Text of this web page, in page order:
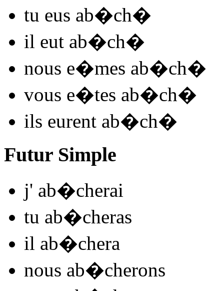
tu eus ab�ch�
il eut ab�ch�
nous e�mes ab�ch�
vous e�tes ab�ch�
ils eurent ab�ch�
Futur Simple
j' ab�cherai
tu ab�cheras
il ab�chera
nous ab�cherons